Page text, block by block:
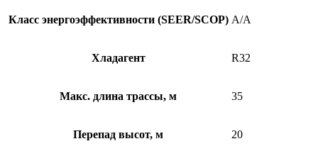
Класс энергоэффективности (SEER/SCOP) A/A
Хладагент R32
Макс. длина трассы, м 35
Перепад высот, м 20